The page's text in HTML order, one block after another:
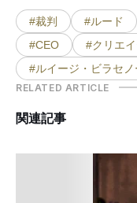
#裁判 #ルード
#CEO
#クリエ
#ルイージ・ビラセノ
RELATED ARTICLE
関連記事